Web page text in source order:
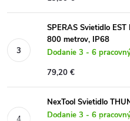
SPERAS Svietidlo
800 metrov, IP68
Dodanie 3 - 6
79,20 €
NexTool Svietidlo
Dodanie 3 - 6